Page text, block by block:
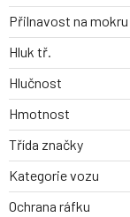
Přilnavost na mokru
Hluk tř.
Hlučnost
Hmotnost
Třída značky
Kategorie vozu
Ochrana ráfku